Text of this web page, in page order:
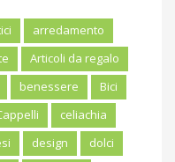
arredamento
Articoli da regalo
benessere
Bici
celiachia
design
dolci